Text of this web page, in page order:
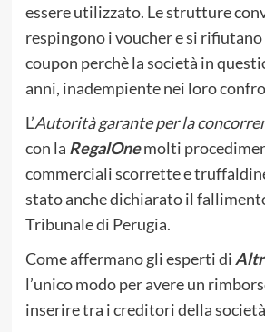
essere utilizzato. Le strutture
respingono i voucher e si
coupon perchè la società in
anni, inadempiente nei loro
L’Autorità garante per la
con la RegalOnemolti
commerciali scorrette e
stato anche dichiarato il
Tribunale di Perugia.
Come affermano gli esperti di
l’unico modo per avere un
inserire tra i creditori della